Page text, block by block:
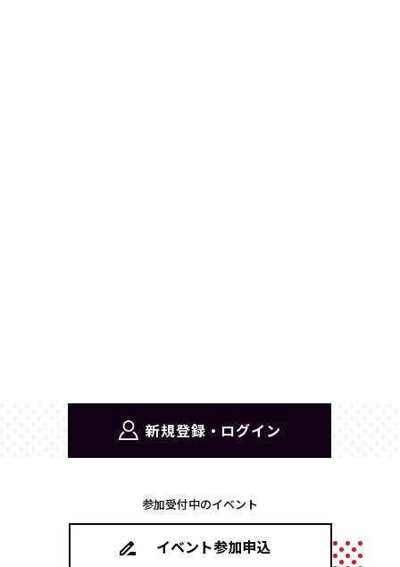
新規登録・ログイン
参加受付中のイベント
イベント参加申込